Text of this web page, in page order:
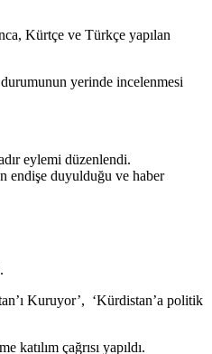
Kürtçe ve Türkçe yapılan
yerinde incelenmesi
eylemi düzenlendi.
endişe duyulduğu ve haber
Kuruyor’, ‘Kürdistan’a politik
çağrısı yapıldı.